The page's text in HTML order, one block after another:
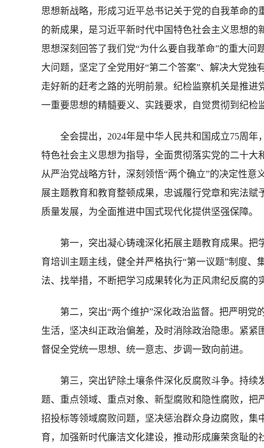
思想新战略，形成习近平总书记关于党的自我革命
的新成果，是习近平新时代中国特色社会主义思想
思想深刻回答了我们党“为什么要自我革命”的重大
大问题，坚定了全党用好“第二个答案”、解决大党
走好新的赶考之路的光明前景。纪检监察机关是推
一重要思想的精髓要义、实践要求，自觉贯彻到纪
全会提出，2024年是中华人民共和国成立75周年
特色社会主义思想为指导，全面贯彻落实党的二十
从严治党战略方针，深刻领悟“两个确立”的决定性意
展主题教育和教育整顿成果，忠诚履行党章和宪法
质量发展，为全面推进中国式现代化提供坚强保障。
第一，突出凝心铸魂深化拓展主题教育成果。把
育培训主题主线，健全并严格执行“第一议题”制度
法、找举措，不断把学习成果转化为正风肃纪反腐的
第二，突出“两个维护”深化政治监督。把严明党
生活，坚决纠正政治偏差，及时消除政治隐患。紧
督促全党统一思想、统一意志、步调一致向前进。
第三，突出铲除土壤条件深化反腐败斗争。持续
题、重点领域、重点对象、新型腐败和隐性腐败，
招投标等领域腐败问题，坚决惩治群众身边腐败，
育，加强新时代廉洁文化建设，推动形成廉荣贪耻